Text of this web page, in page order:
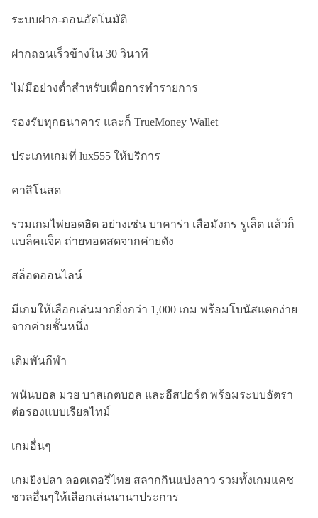
ระบบฝาก-ถอนอัตโนมัติ
ฝากถอนเร็วข้างใน 30 วินาที
ไม่มีอย่างต่ำสำหรับเพื่อการทำรายการ
รองรับทุกธนาคาร และก็ TrueMoney Wallet
ประเภทเกมที่ lux555 ให้บริการ
คาสิโนสด
รวมเกมไพ่ยอดฮิต อย่างเช่น บาคาร่า เสือมังกร รูเล็ต แล้วก็
แบล็คแจ็ค ถ่ายทอดสดจากค่ายดัง
สล็อตออนไลน์
มีเกมให้เลือกเล่นมากยิ่งกว่า 1,000 เกม พร้อมโบนัสแตกง่าย
จากค่ายชั้นหนึ่ง
เดิมพันกีฬา
พนันบอล มวย บาสเกตบอล และอีสปอร์ต พร้อมระบบอัตรา
ต่อรองแบบเรียลไทม์
เกมอื่นๆ
เกมยิงปลา ลอตเตอรี่ไทย สลากกินแบ่งลาว รวมทั้งเกมแคช
ชวลอื่นๆให้เลือกเล่นนานาประการ